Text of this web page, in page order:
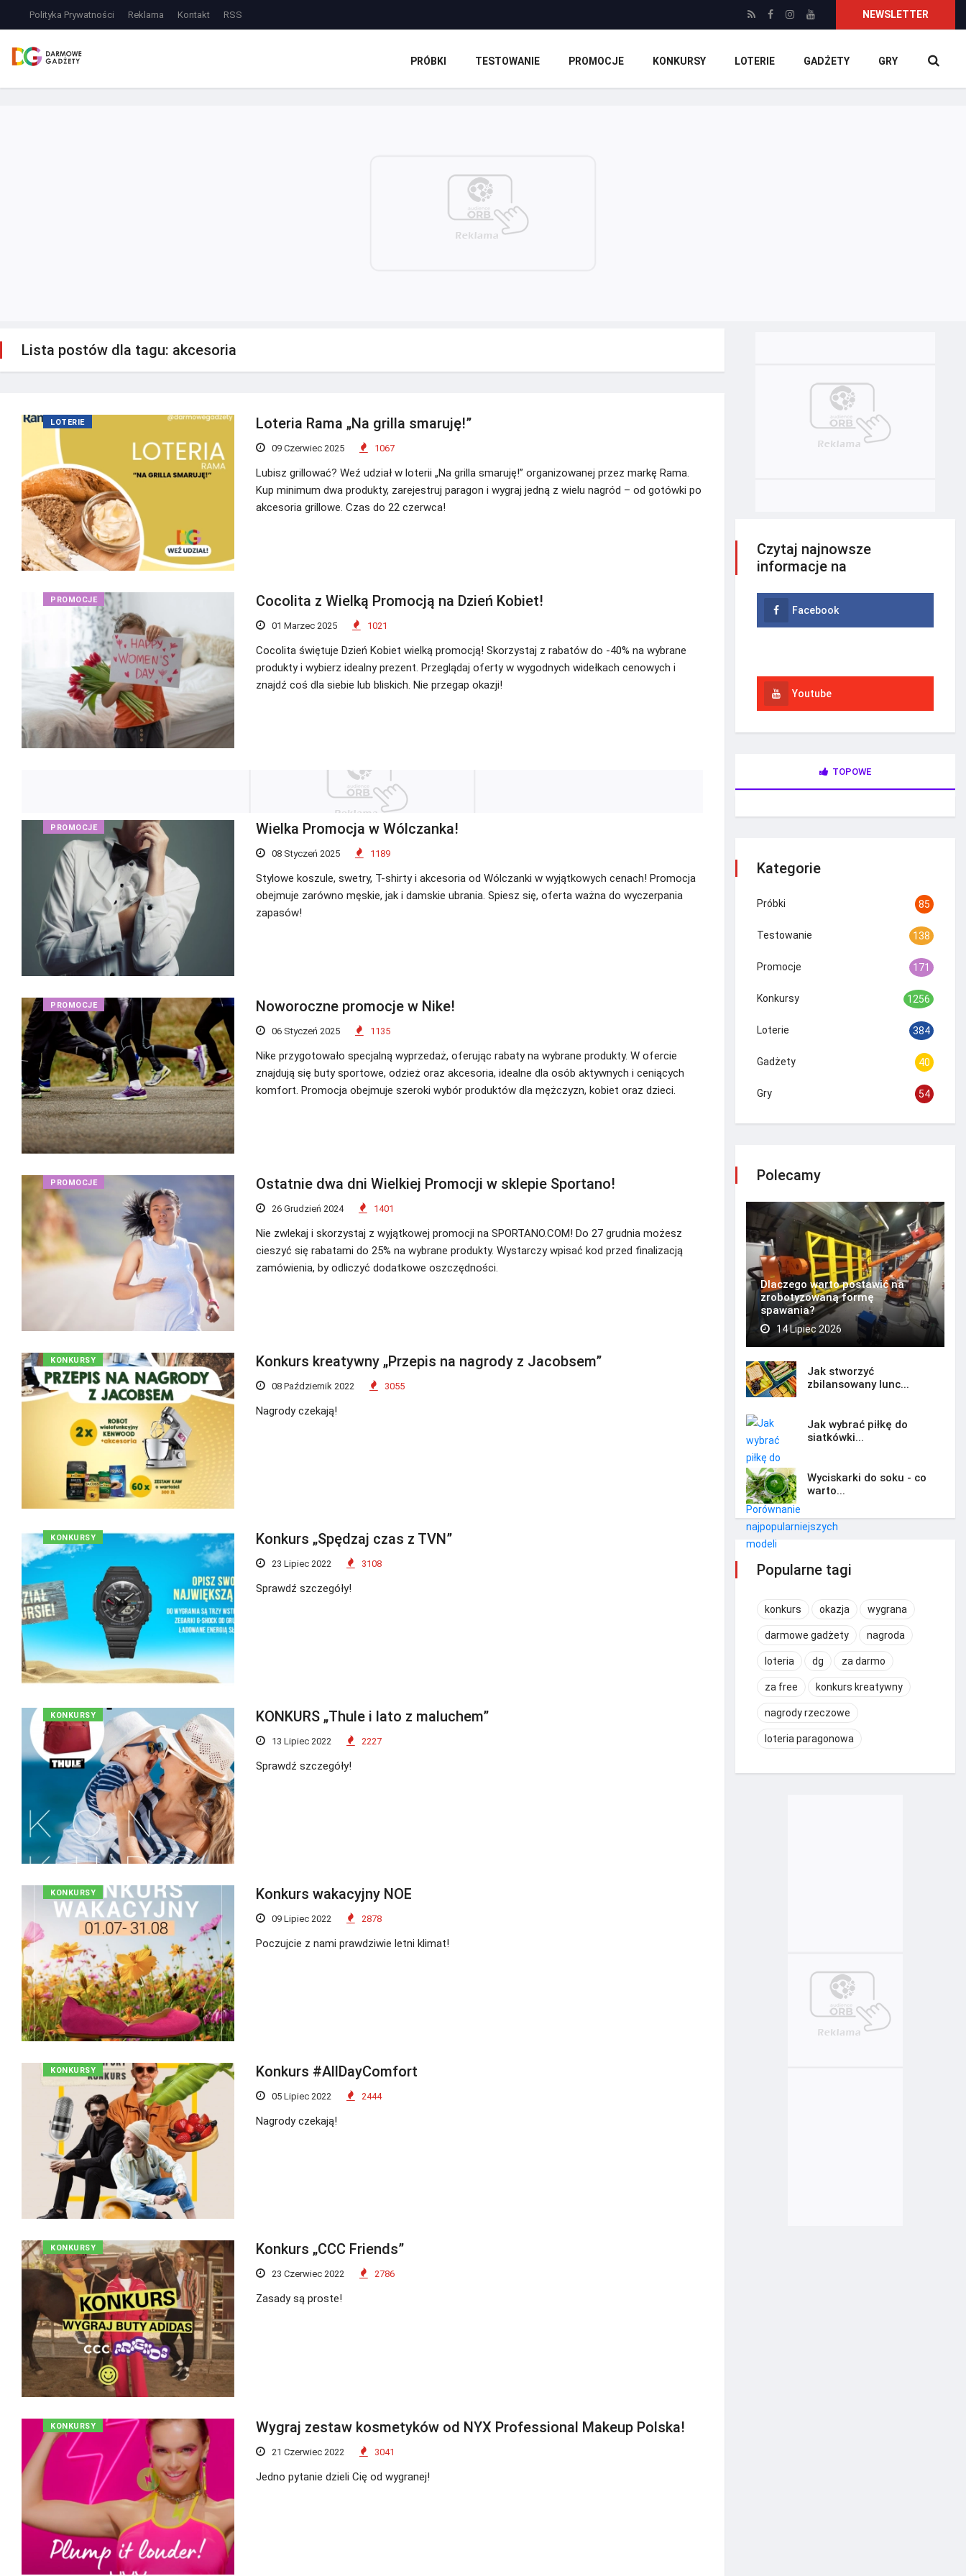
Polityka Prywatności Reklama Kontakt RSS NEWSLETTER
PRÓBKI TESTOWANIE PROMOCJE KONKURSY LOTERIE GADŻETY GRY
Lista postów dla tagu: akcesoria
LOTERIE Loteria Rama „Na grilla smaruję!”
09 Czerwiec 2025 1067
Lubisz grillować? Weź udział w loterii „Na grilla smaruję!” organizowanej przez markę Rama.
Kup minimum dwa produkty, zarejestruj paragon i wygraj jedną z wielu nagród – od gotówki po
akcesoria grillowe. Czas do 22 czerwca!
PROMOCJE Cocolita z Wielką Promocją na Dzień Kobiet!
01 Marzec 2025 1021
Cocolita świętuje Dzień Kobiet wielką promocją! Skorzystaj z rabatów do -40% na wybrane
produkty i wybierz idealny prezent. Przeglądaj oferty w wygodnych widełkach cenowych i
znajdź coś dla siebie lub bliskich. Nie przegap okazji!
PROMOCJE Wielka Promocja w Wólczanka!
08 Styczeń 2025 1189
Stylowe koszule, swetry, T-shirty i akcesoria od Wólczanki w wyjątkowych cenach! Promocja
obejmuje zarówno męskie, jak i damskie ubrania. Spiesz się, oferta ważna do wyczerpania
zapasów!
PROMOCJE Noworoczne promocje w Nike!
06 Styczeń 2025 1135
Nike przygotowało specjalną wyprzedaż, oferując rabaty na wybrane produkty. W ofercie
znajdują się buty sportowe, odzież oraz akcesoria, idealne dla osób aktywnych i ceniących
komfort. Promocja obejmuje szeroki wybór produktów dla mężczyzn, kobiet oraz dzieci.
PROMOCJE Ostatnie dwa dni Wielkiej Promocji w sklepie Sportano!
26 Grudzień 2024 1401
Nie zwlekaj i skorzystaj z wyjątkowej promocji na SPORTANO.COM! Do 27 grudnia możesz
cieszyć się rabatami do 25% na wybrane produkty. Wystarczy wpisać kod przed finalizacją
zamówienia, by odliczyć dodatkowe oszczędności.
KONKURSY Konkurs kreatywny „Przepis na nagrody z Jacobsem”
08 Październik 2022 3055
Nagrody czekają!
KONKURSY Konkurs „Spędzaj czas z TVN”
23 Lipiec 2022 3108
Sprawdź szczegóły!
KONKURSY KONKURS „Thule i lato z maluchem”
13 Lipiec 2022 2227
Sprawdź szczegóły!
KONKURSY Konkurs wakacyjny NOE
09 Lipiec 2022 2878
Poczujcie z nami prawdziwie letni klimat!
KONKURSY Konkurs #AllDayComfort
05 Lipiec 2022 2444
Nagrody czekają!
KONKURSY Konkurs „CCC Friends”
23 Czerwiec 2022 2786
Zasady są proste!
KONKURSY Wygraj zestaw kosmetyków od NYX Professional Makeup Polska!
21 Czerwiec 2022 3041
Jedno pytanie dzieli Cię od wygranej!
Czytaj najnowsze
informacje na
Facebook
Youtube
TOPOWE
Kategorie
Próbki 85
Testowanie 138
Promocje 171
Konkursy 1256
Loterie 384
Gadżety 40
Gry 54
Polecamy
Dlaczego warto postawić na
zrobotyzowaną formę
spawania?
14 Lipiec 2026
Jak stworzyć
zbilansowany lunc...
Jak wybrać piłkę do
siatkówki...
Wyciskarki do soku - co
warto...
Popularne tagi
konkurs okazja wygrana
darmowe gadżety nagroda
loteria dg za darmo
za free konkurs kreatywny
nagrody rzeczowe
loteria paragonowa